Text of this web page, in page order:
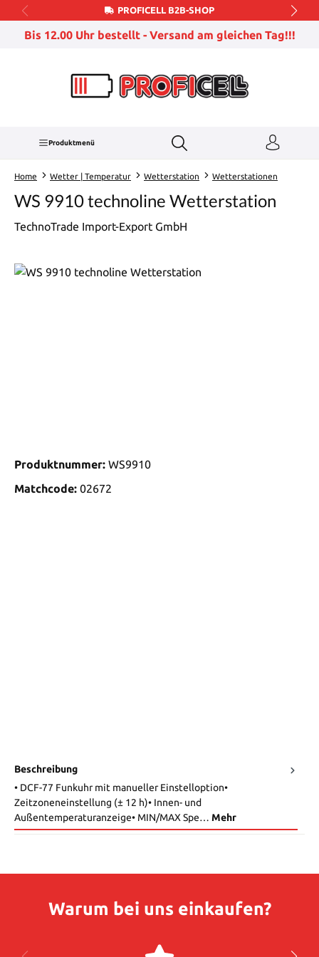
Zum Hauptinhalt springenPROFICELL B2B-SHOP
Bis 12.00 Uhr bestellt - Versand am gleichen Tag!!!
Produktmenü
Home Wetter | Temperatur Wetterstation Wetterstationen
WS 9910 technoline Wetterstation
TechnoTrade Import-Export GmbH
Produktnummer: WS9910
Matchcode: 02672
Beschreibung
• DCF-77 Funkuhr mit manueller Einstelloption•
Zeitzoneneinstellung (± 12 h)• Innen- und
Außentemperaturanzeige• MIN/MAX Spe… Mehr
Warum bei uns einkaufen?